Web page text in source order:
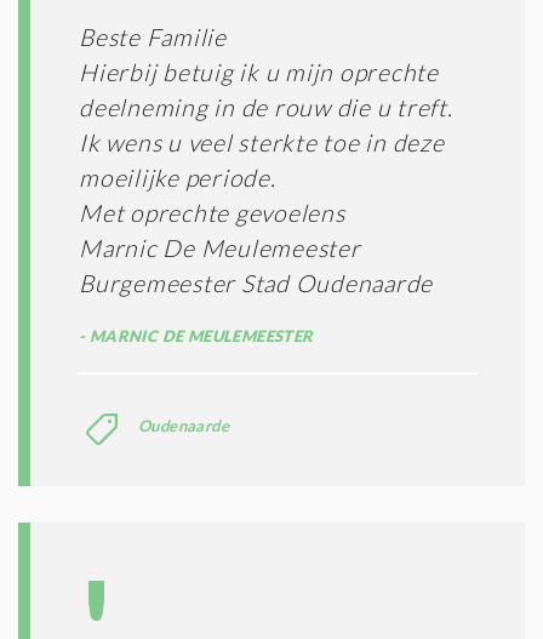
Beste Familie
Hierbij betuig ik u mijn oprechte
deelneming in de rouw die u treft.
Ik wens u veel sterkte toe in deze
moeilijke periode.
Met oprechte gevoelens
Marnic De Meulemeester
Burgemeester Stad Oudenaarde
MARNIC DE MEULEMEESTER
Oudenaarde